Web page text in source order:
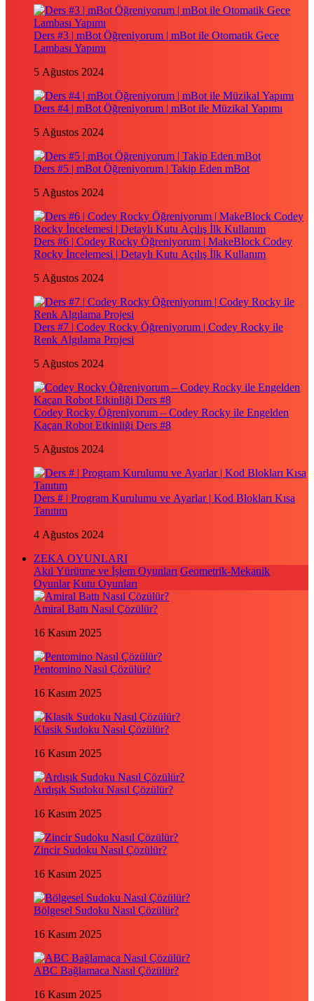
Ders #3 | mBot Öğreniyorum | mBot ile Otomatik Gece
Lambası Yapımı
5 Ağustos 2024
Ders #4 | mBot Öğreniyorum | mBot ile Müzikal Yapımı
5 Ağustos 2024
Ders #5 | mBot Öğreniyorum | Takip Eden mBot
5 Ağustos 2024
Ders #6 | Codey Rocky Öğreniyorum | MakeBlock Codey
Rocky İncelemesi | Detaylı Kutu Açılış İlk Kullanım
5 Ağustos 2024
Ders #7 | Codey Rocky Öğreniyorum | Codey Rocky ile
Renk Algılama Projesi
5 Ağustos 2024
Codey Rocky Öğreniyorum – Codey Rocky ile Engelden
Kaçan Robot Etkinliği Ders #8
5 Ağustos 2024
Ders # | Program Kurulumu ve Ayarlar | Kod Blokları Kısa
Tanıtım
4 Ağustos 2024
ZEKA OYUNLARI
Akıl Yürütme ve İşlem Oyunları Geometrik-Mekanik
Oyunlar Kutu Oyunları
Amiral Battı Nasıl Çözülür?
16 Kasım 2025
Pentomino Nasıl Çözülür?
16 Kasım 2025
Klasik Sudoku Nasıl Çözülür?
16 Kasım 2025
Ardışık Sudoku Nasıl Çözülür?
16 Kasım 2025
Zincir Sudoku Nasıl Çözülür?
16 Kasım 2025
Bölgesel Sudoku Nasıl Çözülür?
16 Kasım 2025
ABC Bağlamaca Nasıl Çözülür?
16 Kasım 2025